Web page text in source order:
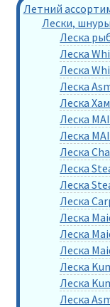
Летний
Лески, шнуры
Леска
Леска
Леска
Леска
Леска
Леска
Леска
Леска
Леска
Леска
Леска
Леска
Леска
Леска
Леска
Леска
Леска